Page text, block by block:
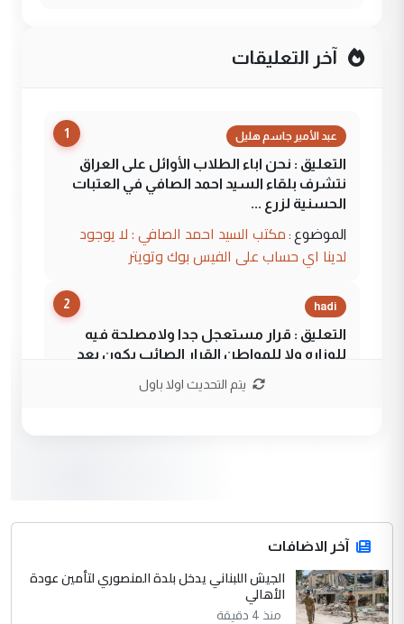
آخر التعليقات
1 عبد الأمير جاسم هليل
التعليق : نحن اباء الطلاب الأوائل على العراق
نتشرف بلقاء السيد احمد الصافي في العتبات
الحسنية لزرع ...
الموضوع : مكتب السيد احمد الصافي : لا يوجود
لدينا اي حساب على الفيس بوك وتويتر
2 hadi
التعليق : قرار مستعجل جدا ولامصلحة فيه
للوزاره ولا للمواطن القرار الصائب يكون بعد
جنسية الرافد الثالث للعراق ومن اصول عريقة
ابا فرات ...
الموضوع :
الجواهري يرد على صدام حسين سل
مضجعيك يابن الزنا (نص كامل)
يتم التحديث اولا باول
آخر الاضافات
الجيش اللبناني يدخل بلدة المنصوري لتأمين عودة
الأهالي
منذ 4 دقيقة